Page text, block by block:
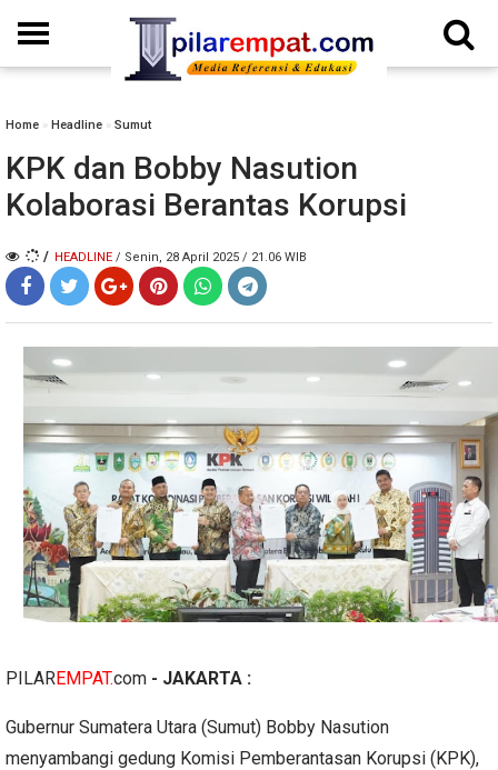
Home » Headline » Sumut
KPK dan Bobby Nasution
Kolaborasi Berantas Korupsi
/ HEADLINE / Senin, 28 April 2025 / 21.06 WIB
PILAREMPAT.com - JAKARTA :
Gubernur Sumatera Utara (Sumut) Bobby Nasution
menyambangi gedung Komisi Pemberantasan Korupsi (KPK),